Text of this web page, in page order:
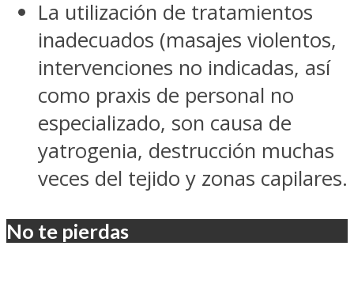
La utilización de tratamientos
inadecuados (masajes violentos,
intervenciones no indicadas, así
como praxis de personal no
especializado, son causa de
yatrogenia, destrucción muchas
veces del tejido y zonas capilares.
No te pierdas